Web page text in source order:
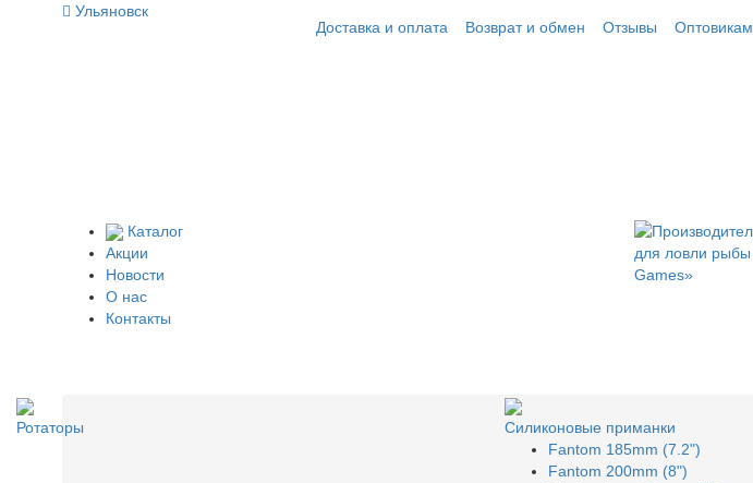
Ульяновск
Доставка и оплата
Возврат и обмен Отзывы Оптовикам
Каталог
Акции
Новости
О нас
Контакты
Ротаторы
Силиконовые приманки
Fantom 185mm (7.2")
Fantom 200mm (8")